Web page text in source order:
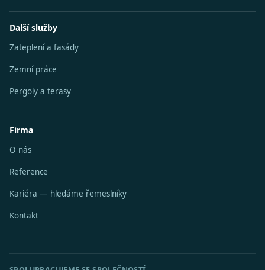
Další služby
Zateplení a fasády
Zemní práce
Pergoly a terasy
Firma
O nás
Reference
Kariéra — hledáme řemeslníky
Kontakt